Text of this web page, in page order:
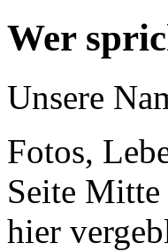
Wer
Unsere
Fotos,
Seite Mitte
hier